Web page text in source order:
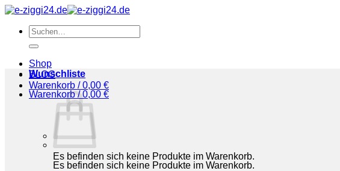
Zum
springenSuchen
nach:
Shop
BLOG
Warenkorb /0,00 €
Es befinden sich keine Produkte im Warenkorb.
Wunschliste
Warenkorb /0,00 €
Es befinden sich keine Produkte im Warenkorb.